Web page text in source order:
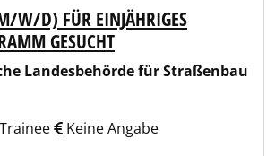
W/D) FÜR EINJÄHRIGES
GESUCHT
Landesbehörde für Straßenbau
Trainee Keine Angabe